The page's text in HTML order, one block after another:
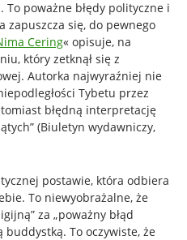
poważne błędy polityczne i
zapuszcza się, do pewnego
Cering« opisuje, na
który zetknął się z
Autorka najwyraźniej nie
Tybetu przez
błędną interpretację
(Biuletyn wydawniczy,
postawie, która odbiera
To niewyobrażalne, że
za „poważny błąd
To oczywiste, że